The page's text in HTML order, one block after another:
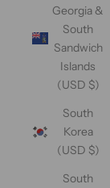
Georgia &
South
Sandwich
Islands
(USD $)
South
Korea
(USD $)
South